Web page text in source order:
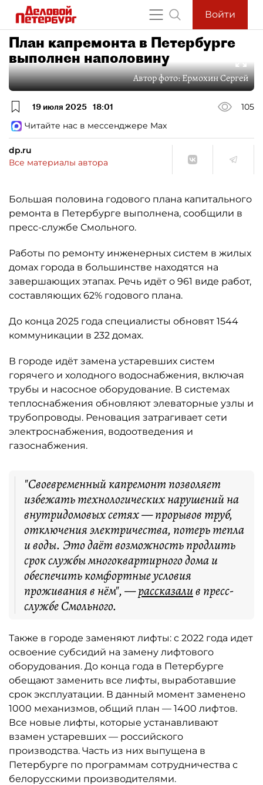
Войти
План капремонта в Петербурге
выполнен наполовину
Автор фото:Ермохин Сергей
19 июля 2025 18:01
105
Читайте нас в мессенджере Max
dp.ru
Все материалы автора
Большая половина годового плана капитального
ремонта в Петербурге выполнена, сообщили в
пресс-службе Смольного.
Работы по ремонту инженерных систем в жилых
домах города в большинстве находятся на
завершающих этапах. Речь идёт о 961 виде работ,
составляющих 62% годового плана.
До конца 2025 года специалисты обновят 1544
коммуникации в 232 домах.
В городе идёт замена устаревших систем
горячего и холодного водоснабжения, включая
трубы и насосное оборудование. В системах
теплоснабжения обновляют элеваторные узлы и
трубопроводы. Реновация затрагивает сети
электроснабжения, водоотведения и
газоснабжения.
"Своевременный капремонт позволяет
избежать технологических нарушений на
внутридомовых сетях — прорывов труб,
отключения электричества, потерь тепла
и воды. Это даёт возможность продлить
срок службы многоквартирного дома и
обеспечить комфортные условия
проживания в нём", —рассказалив пресс-
службе Смольного.
Также в городе заменяют лифты: с 2022 года идет
освоение субсидий на замену лифтового
оборудования. До конца года в Петербурге
обещают заменить все лифты, выработавшие
срок эксплуатации. В данный момент заменено
1000 механизмов, общий план — 1400 лифтов.
Все новые лифты, которые устанавливают
взамен устаревших — российского
производства. Часть из них выпущена в
Петербурге по программам сотрудничества с
белорусскими производителями.